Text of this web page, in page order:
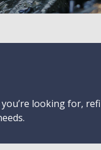
looking for,